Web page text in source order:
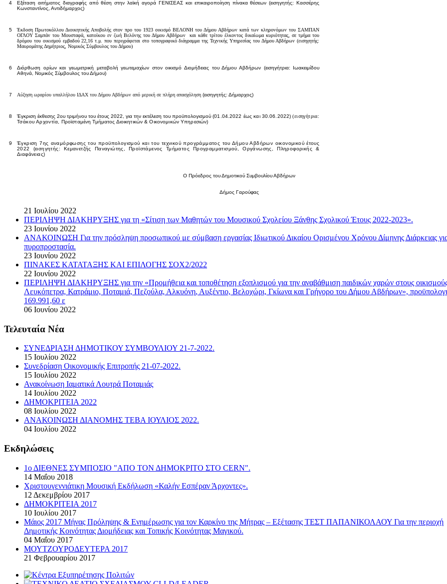
4 Εξέταση αιτήματος διαγραφής από θέση στην λαϊκή αγορά ΓΕΝΙΣΕΑΣ και επικαιροποίηση πίνακα θέσεων(εισηγητής: Κασσέρης
Κωνσταντίνος, Αντιδήμαρχος)
5
Έκδοση Πρωτοκόλλου Διοικητικής Αποβολής στον προ του 1923 οικισμό ΒΕΛΟΝΗ του Δήμου Αβδήρων κατά των κληρονόμων του ΣΑΜΠΑΝ
ΟΓΛΟΥ Σαμπάν του Μουσταφά, κατοίκου εν ζωή Βελόνης του Δήμου Αβδήρων και κάθε τρίτου έλκοντος δικαίωμα κυριότητας, σε τμήμα του
δρόμου του οικισμού εμβαδού 22,16 τ.μ. που περιγράφεται στο τοπογραφικό διάγραμμα της Τεχνικής Υπηρεσίας του Δήμου Αβδήρων (εισηγητής:
Μαυρομάτης Δημήτριος, Νομικός Σύμβουλος του Δήμου)
6
Διόρθωση ορίων και γεωμετρική μεταβολή γεωτεμαχίων στον οικισμό Διομήδειας του Δήμου Αβδήρων (εισηγήτρια: Ιωακειμίδου
Αθηνά, Νομικός Σύμβουλος του Δήμου)
7 Αύξηση ωραρίου υπαλλήλου ΙΔΑΧ του Δήμου Αβδήρων από μερική σε πλήρη απασχόληση (εισηγητής: Δήμαρχος)
8 Έγκριση έκθεσης2ου τριμήνου του έτους 2022, για την εκτέλεση του προϋπολογισμού(01.04.2022 έως και 30.06.2022)(εισηγήτρια:
Τσάκου Αρχοντία, Προϊσταμένη Τμήματος Διοικητικών & Οικονομικών Υπηρεσιών)
9
Έγκριση 7ης αναμόρφωσης του προϋπολογισμού και του τεχνικού προγράμματος του Δήμου Αβδήρων οικονομικού έτους
2022 (εισηγητής: Κεμανετζής Παναγιώτης, Προϊστάμενος Τμήματος Προγραμματισμού, Οργάνωσης, Πληροφορικής &
Διαφάνειας)
Ο Πρόεδρος του Δημοτικού Συμβουλίου Αβδήρων
Δήμος Γαρούφας
21 Ιουλίου 2022
ΠΕΡΙΛΗΨΗ ΔΙΑΚΗΡΥΞΗΣ για τη «Σίτιση των Μαθητών του Μουσικού Σχολείου Ξάνθης Σχολικού Έτους 2022-2023».
23 Ιουνίου 2022
ΑΝΑΚΟΙΝΩΣΗ Για την πρόσληψη προσωπικού με σύμβαση εργασίας Ιδιωτικού Δικαίου Ορισμένου Χρόνου Δίμηνης Διάρκειας
πυροπροστασία.
23 Ιουνίου 2022
ΠΙΝΑΚΕΣ ΚΑΤΑΤΑΞΗΣ ΚΑΙ ΕΠΙΛΟΓΗΣ ΣΟΧ2/2022
22 Ιουνίου 2022
ΠΕΡΙΛΗΨΗ ΔΙΑΚΗΡΥΞΗΣ για την «Προμήθεια και τοποθέτηση εξοπλισμού για την αναβάθμιση παιδικών χαρών στους
Λευκόπετρα, Κατράμιο, Ποταμιά, Πεζούλα, Αλκυόνη, Αυξέντιο, Βελοχώρι, Γκίωνα και Γρήγορο του Δήμου Αβδήρων»,
169.991,60 ε
06 Ιουνίου 2022
Τελευταία Νέα
ΣΥΝΕΔΡΙΑΣΗ ΔΗΜΟΤΙΚΟΥ ΣΥΜΒΟΥΛΙΟΥ 21-7-2022.
15 Ιουλίου 2022
Συνεδρίαση Οικονομικής Επιτροπής 21-07-2022.
15 Ιουλίου 2022
Ανακοίνωση Ιαματικά Λουτρά Ποταμιάς
14 Ιουλίου 2022
ΔΗΜΟΚΡΙΤΕΙΑ 2022
08 Ιουλίου 2022
ΑΝΑΚΟΙΝΩΣΗ ΔΙΑΝΟΜΗΣ ΤΕΒΑ ΙΟΥΛΙΟΣ 2022.
04 Ιουλίου 2022
Εκδηλώσεις
1ο ΔΙΕΘΝΕΣ ΣΥΜΠΟΣΙΟ "ΑΠΟ ΤΟΝ ΔΗΜΟΚΡΙΤΟ ΣΤΟ CERN".
14 Μαΐου 2018
Χριστουγεννιάτικη Μουσική Εκδήλωση «Καλήν Εσπέραν Άρχοντες».
12 Δεκεμβρίου 2017
ΔΗΜΟΚΡΙΤΕΙΑ 2017
10 Ιουλίου 2017
Μάιος 2017 Μήνας Πρόληψης & Ενημέρωσης για τον Καρκίνο της Μήτρας – Εξέτασης ΤΕΣΤ ΠΑΠΑΝΙΚΟΛΑΟΥ Για την περιοχή
Δημοτικής Κοινότητας Διομήδειας και Τοπικής Κοινότητας Μαγικού.
04 Μαΐου 2017
ΜΟΥΤΖΟΥΡΟΔΕΥΤΕΡΑ 2017
21 Φεβρουαρίου 2017